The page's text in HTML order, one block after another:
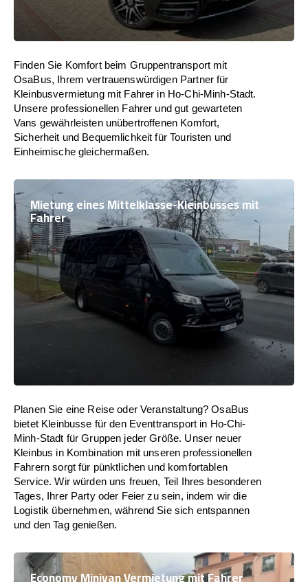
Finden Sie Komfort beim Gruppentransport mit
OsaBus, Ihrem vertrauenswürdigen Partner für
Kleinbusvermietung mit Fahrer in Ho-Chi-Minh-Stadt.
Unsere professionellen Fahrer und gut gewarteten
Vans gewährleisten unübertroffenen Komfort,
Sicherheit und Bequemlichkeit für Touristen und
Einheimische gleichermaßen.
Mietung eines Mittelklasse-Kleinbusses mit
Fahrer
Planen Sie eine Reise oder Veranstaltung? OsaBus
bietet Kleinbusse für den Eventtransport in Ho-Chi-
Minh-Stadt für Gruppen jeder Größe. Unser neuer
Kleinbus in Kombination mit unseren professionellen
Fahrern sorgt für pünktlichen und komfortablen
Service. Wir würden uns freuen, Teil Ihres besonderen
Tages, Ihrer Party oder Feier zu sein, indem wir die
Logistik übernehmen, während Sie sich entspannen
und den Tag genießen.